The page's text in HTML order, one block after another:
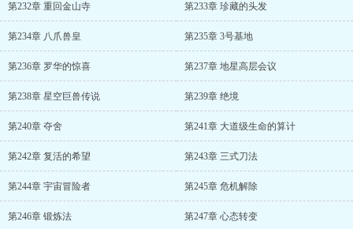
第232章 重回金山寺 第233章 珍藏的头发
第234章 八爪兽皇 第235章 3号基地
第236章 罗华的惊喜 第237章 地星高层会议
第238章 星空巨兽传说 第239章 绝境
第240章 夺舍 第241章 大道级生命的算计
第242章 复活的希望 第243章 三式刀法
第244章 宇宙冒险者 第245章 危机解除
第246章 锻炼法 第247章 心态转变